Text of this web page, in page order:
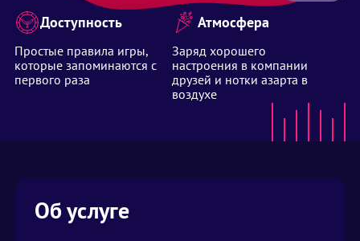
Доступность
Простые правила игры,
которые запоминаются с
первого раза
Атмосфера
Заряд хорошего
настроения в компании
друзей и нотки азарта в
воздухе
Об услуге